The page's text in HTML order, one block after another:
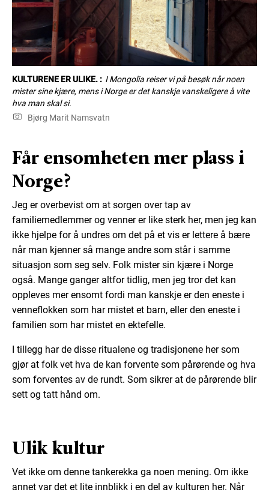
KULTURENE ER ULIKE. : I Mongolia reiser vi på besøk når noen
mister sine kjære, mens i Norge er det kanskje vanskeligere å vite
hva man skal si.
Bjørg Marit Namsvatn
Får ensomheten mer plass i
Norge?
Jeg er overbevist om at sorgen over tap av
familiemedlemmer og venner er like sterk her, men jeg kan
ikke hjelpe for å undres om det på et vis er lettere å bære
når man kjenner så mange andre som står i samme
situasjon som seg selv. Folk mister sin kjære i Norge
også. Mange ganger altfor tidlig, men jeg tror det kan
oppleves mer ensomt fordi man kanskje er den eneste i
venneflokken som har mistet et barn, eller den eneste i
familien som har mistet en ektefelle.
I tillegg har de disse ritualene og tradisjonene her som
gjør at folk vet hva de kan forvente som pårørende og hva
som forventes av de rundt. Som sikrer at de pårørende blir
sett og tatt hånd om.
Ulik kultur
Vet ikke om denne tankerekka ga noen mening. Om ikke
annet var det et lite innblikk i en del av kulturen her. Når